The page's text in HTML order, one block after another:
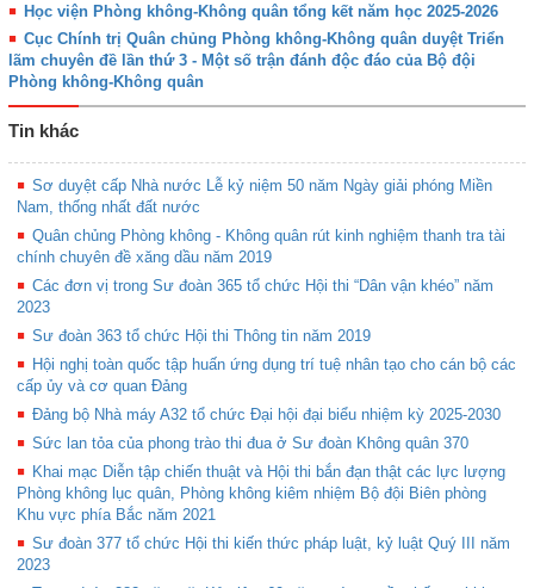
Học viện Phòng không-Không quân tổng kết năm học 2025-2026
Cục Chính trị Quân chủng Phòng không-Không quân duyệt Triển
lãm chuyên đề lần thứ 3 - Một số trận đánh độc đáo của Bộ đội
Phòng không-Không quân
Tin khác
Sơ duyệt cấp Nhà nước Lễ kỷ niệm 50 năm Ngày giải phóng Miền
Nam, thống nhất đất nước
Quân chủng Phòng không - Không quân rút kinh nghiệm thanh tra tài
chính chuyên đề xăng dầu năm 2019
Các đơn vị trong Sư đoàn 365 tổ chức Hội thi “Dân vận khéo” năm
2023
Sư đoàn 363 tổ chức Hội thi Thông tin năm 2019
Hội nghị toàn quốc tập huấn ứng dụng trí tuệ nhân tạo cho cán bộ các
cấp ủy và cơ quan Đảng
Đảng bộ Nhà máy A32 tổ chức Đại hội đại biểu nhiệm kỳ 2025-2030
Sức lan tỏa của phong trào thi đua ở Sư đoàn Không quân 370
Khai mạc Diễn tập chiến thuật và Hội thi bắn đạn thật các lực lượng
Phòng không lục quân, Phòng không kiêm nhiệm Bộ đội Biên phòng
Khu vực phía Bắc năm 2021
Sư đoàn 377 tổ chức Hội thi kiến thức pháp luật, kỷ luật Quý III năm
2023